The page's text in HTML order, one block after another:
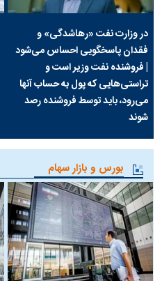
در وزارت نفت «رهاشدگی» و
فقدان پاسخگویی احساس می‌شود
| فروشنده نفت وزیر است و
تراستی‌هایی که پول به حساب آنها
می‌رود، باید توسط فروشنده رصد
شوند
بورس و بازار سهام